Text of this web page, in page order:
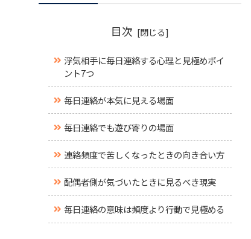
目次
浮気相手に毎日連絡する心理と見極めポイ
ント7つ
毎日連絡が本気に見える場面
毎日連絡でも遊び寄りの場面
連絡頻度で苦しくなったときの向き合い方
配偶者側が気づいたときに見るべき現実
毎日連絡の意味は頻度より行動で見極める